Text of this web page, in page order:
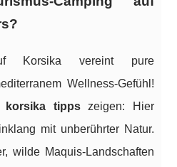
Korsika vereint pure
Wellness-Gefühl!
korsika tippszeigen: Hier
mit unberührter Natur.
wilde Maquis-Landschaften